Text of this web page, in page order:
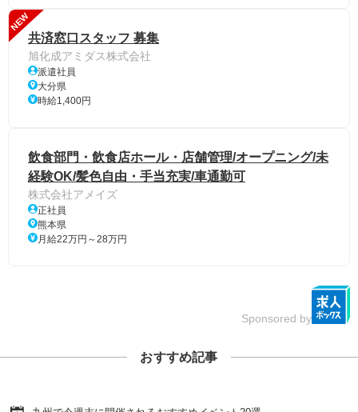
NEW
共済窓口スタッフ 募集
旭化成アミダス株式会社
派遣社員
大分県
時給1,400円
飲食部門・飲食店ホール・店舗管理/オープニング/未
経験OK/髪色自由・手当充実/車通勤可
株式会社アメイズ
正社員
熊本県
月給22万円～28万円
Sponsored by
おすすめ記事